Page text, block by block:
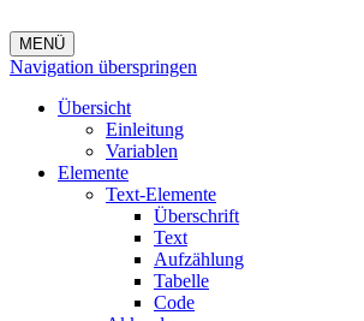
MENÜ
Navigation überspringen
Übersicht
Einleitung
Variablen
Elemente
Text-Elemente
Überschrift
Text
Aufzählung
Tabelle
Code